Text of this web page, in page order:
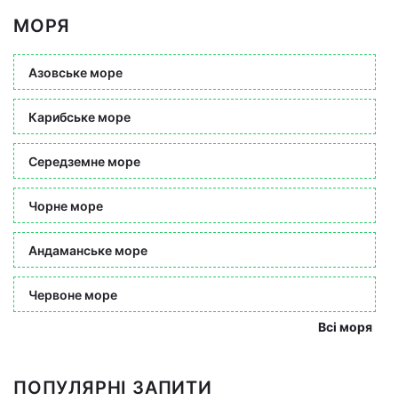
МОРЯ
Азовське море
Карибське море
Середземне море
Чорне море
Андаманське море
Червоне море
Всі моря
ПОПУЛЯРНІ ЗАПИТИ